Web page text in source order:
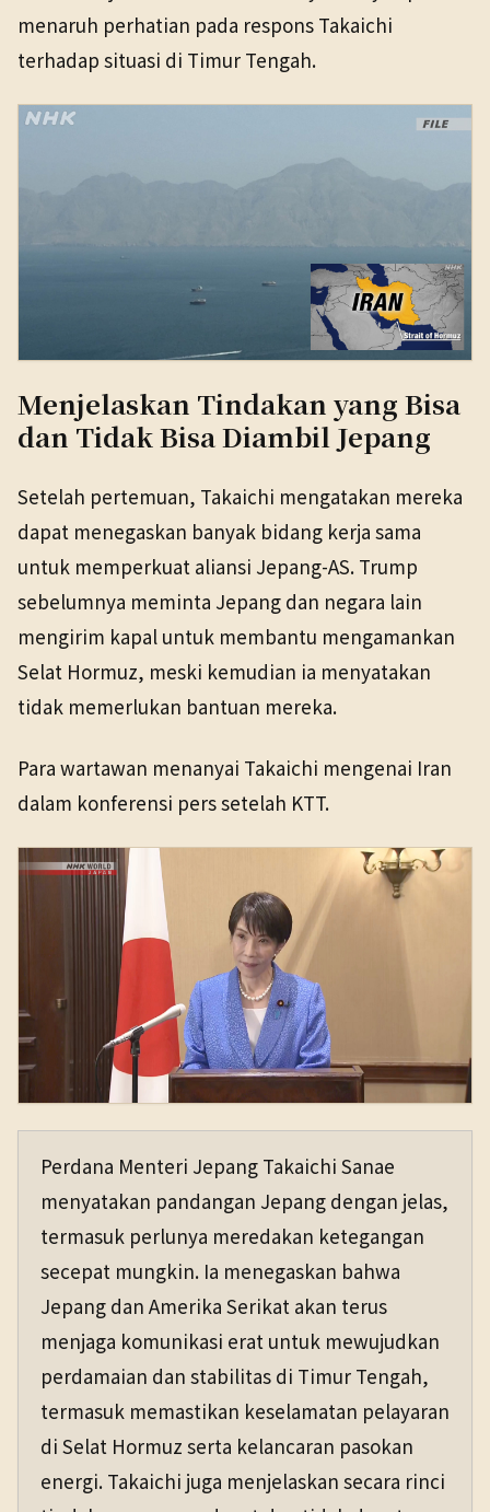
menaruh perhatian pada respons Takaichi
terhadap situasi di Timur Tengah.
Menjelaskan Tindakan yang Bisa
dan Tidak Bisa Diambil Jepang
Setelah pertemuan, Takaichi mengatakan mereka
dapat menegaskan banyak bidang kerja sama
untuk memperkuat aliansi Jepang-AS. Trump
sebelumnya meminta Jepang dan negara lain
mengirim kapal untuk membantu mengamankan
Selat Hormuz, meski kemudian ia menyatakan
tidak memerlukan bantuan mereka.
Para wartawan menanyai Takaichi mengenai Iran
dalam konferensi pers setelah KTT.
Perdana Menteri Jepang Takaichi Sanae
menyatakan pandangan Jepang dengan jelas,
termasuk perlunya meredakan ketegangan
secepat mungkin. Ia menegaskan bahwa
Jepang dan Amerika Serikat akan terus
menjaga komunikasi erat untuk mewujudkan
perdamaian dan stabilitas di Timur Tengah,
termasuk memastikan keselamatan pelayaran
di Selat Hormuz serta kelancaran pasokan
energi. Takaichi juga menjelaskan secara rinci